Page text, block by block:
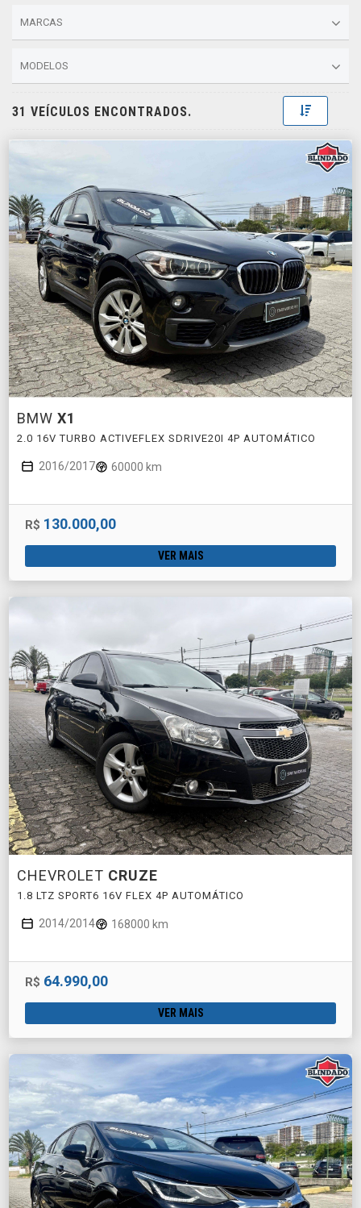
MARCAS
MODELOS
31 VEÍCULOS ENCONTRADOS. Toggle
BMW X1
2.0 16V TURBO ACTIVEFLEX SDRIVE20I 4P AUTOMÁTICO
2016/2017 60000 km
R$ 130.000,00
VER MAIS
CHEVROLET CRUZE
1.8 LTZ SPORT6 16V FLEX 4P AUTOMÁTICO
2014/2014 168000 km
R$ 64.990,00
VER MAIS